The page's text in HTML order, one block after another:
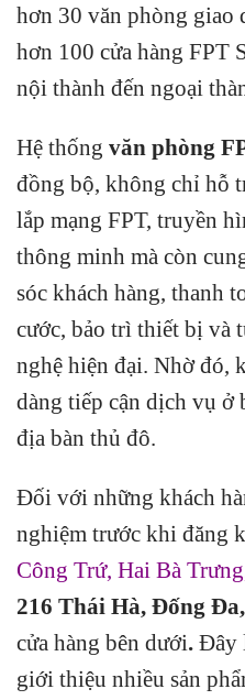
hơn 30 văn phòng giao
hơn 100 cửa hàng FPT
nội thành đến ngoại
Hệ thống văn phòng
đồng bộ, không chỉ hỗ
lắp mạng FPT, truyền
thông minh mà còn
sóc khách hàng, thanh
cước, bảo trì thiết bị và
nghệ hiện đại. Nhờ đó,
dàng tiếp cận dịch vụ ở
địa bàn thủ đô.
Đối với những khách
nghiệm trước khi đăng
Công Trứ, Hai Bà
216 Thái Hà, Đống
cửa hàng bên dưới. Đây
giới thiệu nhiều sản